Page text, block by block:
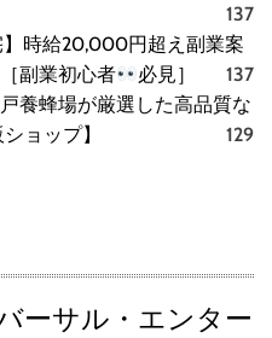
137
】時給20,000円超え副業案
副業初心者
必見］
137
養蜂場が厳選した高品質な
ョップ】
129
ーサル・エンター